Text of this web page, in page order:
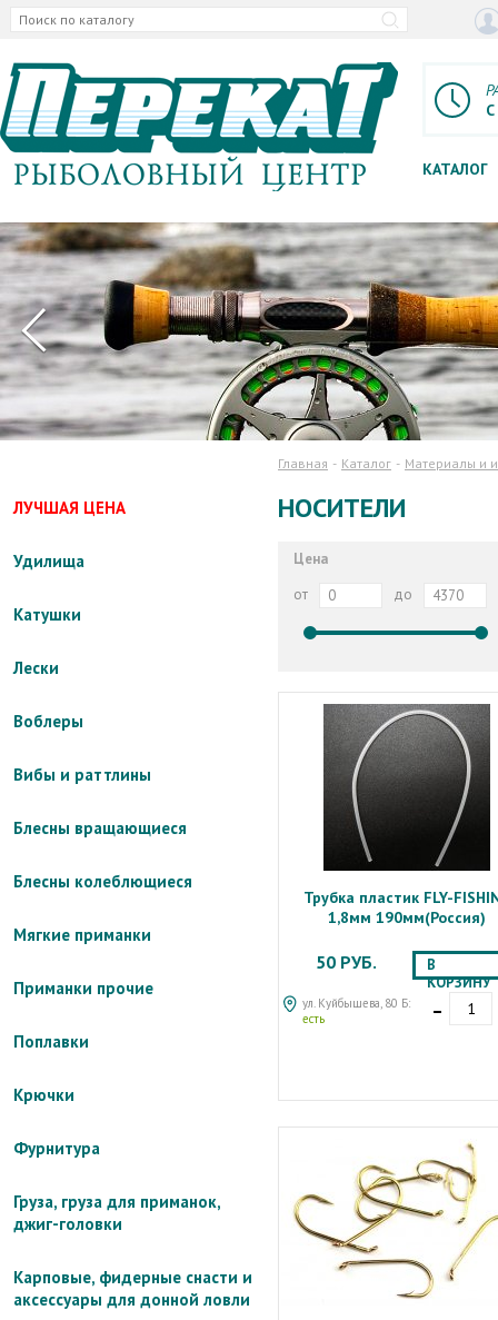
КАТАЛОГ
ЛУЧШАЯ ЦЕНА
Удилища
Катушки
Лески
Воблеры
Вибы и раттлины
Блесны вращающиеся
Блесны колеблющиеся
Мягкие приманки
Приманки прочие
Поплавки
Крючки
Фурнитура
Груза, груза для приманок,
джиг-головки
Карповые, фидерные снасти и
аксессуары для донной ловли
Главная Каталог Материалы и
НОСИТЕЛИ
Цена
от
до
Трубка пластик FLY-
1,8мм 190мм(Россия)
50 РУБ.
ул. Куйбышева, 80 Б:
есть
В
КОРЗИНУ
-